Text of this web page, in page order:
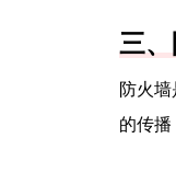
三
防火
的传播